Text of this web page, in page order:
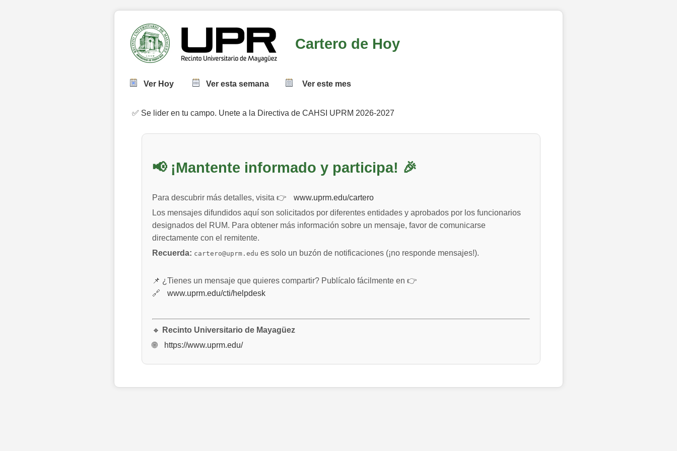
Cartero de Hoy
Ver Hoy Ver esta semana Ver este mes
✅ Se lider en tu campo. Unete a la Directiva de CAHSI UPRM 2026-2027
📢 ¡Mantente informado y participa! 🎉
Para descubrir más detalles, visita 👉
www.uprm.edu/cartero
Los mensajes difundidos aquí son solicitados por diferentes entidades y aprobados por los funcionarios
designados del RUM. Para obtener más información sobre un mensaje, favor de comunicarse
directamente con el remitente.
Recuerda: cartero@uprm.edu es solo un buzón de notificaciones (¡no responde mensajes!).
📌 ¿Tienes un mensaje que quieres compartir? Publícalo fácilmente en 👉
🔗
www.uprm.edu/cti/helpdesk
🔸
Recinto Universitario de Mayagüez
🌐
https://www.uprm.edu/